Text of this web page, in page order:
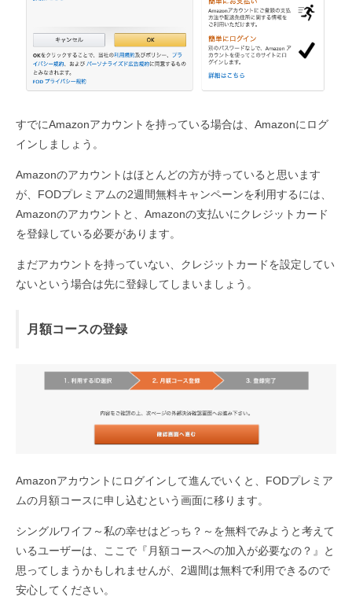
すでにAmazonアカウントを持っている場合は、Amazonにログ
インしましょう。
Amazonのアカウントはほとんどの方が持っていると思います
が、FODプレミアムの2週間無料キャンペーンを利用するには、
Amazonのアカウントと、Amazonの支払いにクレジットカード
を登録している必要があります。
まだアカウントを持っていない、クレジットカードを設定してい
ないという場合は先に登録してしまいましょう。
月額コースの登録
Amazonアカウントにログインして進んでいくと、FODプレミア
ムの月額コースに申し込むという画面に移ります。
シングルワイフ～私の幸せはどっち？～を無料でみようと考えて
いるユーザーは、ここで『月額コースへの加入が必要なの？』と
思ってしまうかもしれませんが、2週間は無料で利用できるので
安心してください。